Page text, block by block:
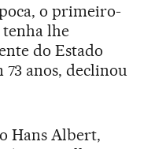
o primeiro-
lhe
do Estado
anos, declinou
Hans Albert,